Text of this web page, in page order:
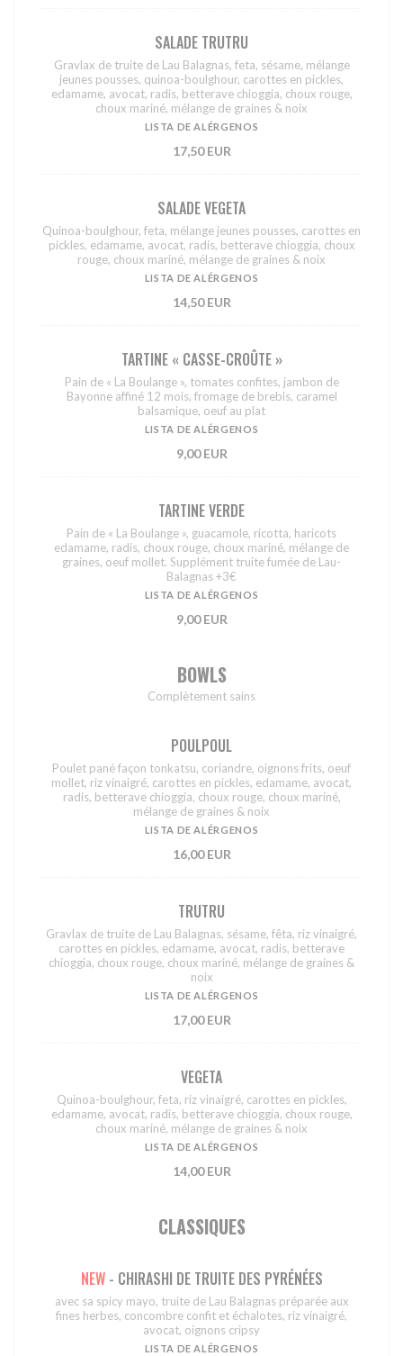
SALADE TRUTRU
Gravlax de truite de Lau Balagnas, feta, sésame, mélange
jeunes pousses, quinoa-boulghour, carottes en pickles,
edamame, avocat, radis, betterave chioggia, choux rouge,
choux mariné, mélange de graines & noix
LISTA DE ALÉRGENOS
17,50 EUR
SALADE VEGETA
Quinoa-boulghour, feta, mélange jeunes pousses, carottes en
pickles, edamame, avocat, radis, betterave chioggia, choux
rouge, choux mariné, mélange de graines & noix
LISTA DE ALÉRGENOS
14,50 EUR
TARTINE « CASSE-CROÛTE »
Pain de « La Boulange », tomates confites, jambon de
Bayonne affiné 12 mois, fromage de brebis, caramel
balsamique, oeuf au plat
LISTA DE ALÉRGENOS
9,00 EUR
TARTINE VERDE
Pain de « La Boulange », guacamole, ricotta, haricots
edamame, radis, choux rouge, choux mariné, mélange de
graines, oeuf mollet. Supplément truite fumée de Lau-
Balagnas +3€
LISTA DE ALÉRGENOS
9,00 EUR
BOWLS
Complètement sains
POULPOUL
Poulet pané façon tonkatsu, coriandre, oignons frits, oeuf
mollet, riz vinaigré, carottes en pickles, edamame, avocat,
radis, betterave chioggia, choux rouge, choux mariné,
mélange de graines & noix
LISTA DE ALÉRGENOS
16,00 EUR
TRUTRU
Gravlax de truite de Lau Balagnas, sésame, fêta, riz vinaigré,
carottes en pickles, edamame, avocat, radis, betterave
chioggia, choux rouge, choux mariné, mélange de graines &
noix
LISTA DE ALÉRGENOS
17,00 EUR
VEGETA
Quinoa-boulghour, feta, riz vinaigré, carottes en pickles,
edamame, avocat, radis, betterave chioggia, choux rouge,
choux mariné, mélange de graines & noix
LISTA DE ALÉRGENOS
14,00 EUR
CLASSIQUES
NEW - CHIRASHI DE TRUITE DES PYRÉNÉES
avec sa spicy mayo, truite de Lau Balagnas préparée aux
fines herbes, concombre confit et échalotes, riz vinaigré,
avocat, oignons cripsy
LISTA DE ALÉRGENOS